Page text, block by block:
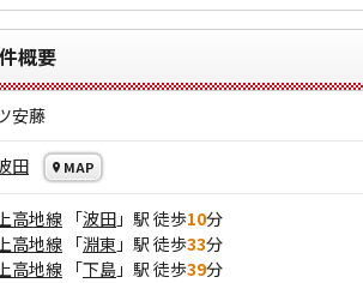
概要
安藤
田 MAP
高地線 「波田 」駅 徒歩10分
高地線 「淵東 」駅 徒歩33分
高地線 「下島 」駅 徒歩39分